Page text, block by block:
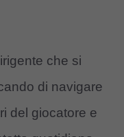
che si
di navigare
del giocatore e